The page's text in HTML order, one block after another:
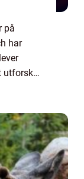
på
har
utforska